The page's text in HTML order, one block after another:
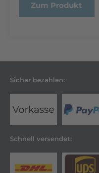
Zum Produkt
Sicher bezahlen:
Schnell versendet: